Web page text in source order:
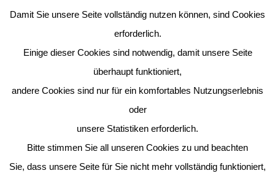
Damit Sie unsere Seite vollständig nutzen können, sind Cookies
erforderlich.
Einige dieser Cookies sind notwendig, damit unsere Seite
überhaupt funktioniert,
andere Cookies sind nur für ein komfortables Nutzungserlebnis
oder
unsere Statistiken erforderlich.
Bitte stimmen Sie all unseren Cookies zu und beachten
Sie, dass unsere Seite für Sie nicht mehr vollständig funktioniert,